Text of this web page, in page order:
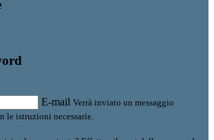
E-mail Verrà inviato un messaggio
le istruzioni necessarie.